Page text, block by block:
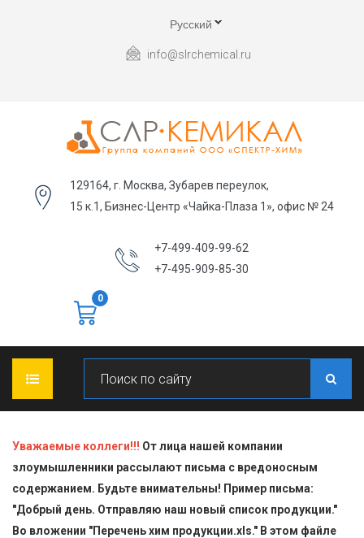
Русский
info@slrchemical.ru
129164, г. Москва, Зубарев переулок,
15 к.1, Бизнес-Центр «Чайка-Плаза 1», офис № 24
+7-499-409-99-62
+7-495-909-85-30
0
О КОМПАНИИ
ПРОДУКЦИЯ
Уважаемые коллеги!!! От лица нашей компании
злоумышленники рассылают письма с вредоносным
содержанием. Будьте внимательны! Пример письма:
"Добрый день. Отправляю наш новый список продукции."
Во вложении "Перечень хим продукции.xls." В этом файле